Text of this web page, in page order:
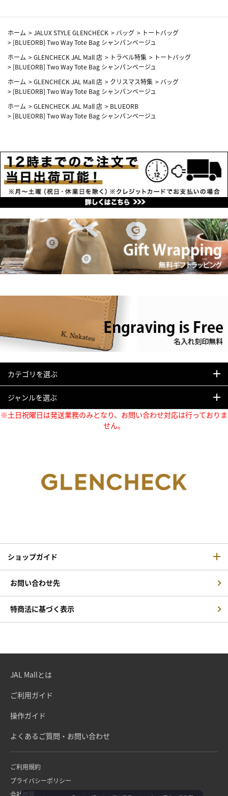
ホーム >JALUX STYLE GLENCHECK > バッグ > トートバッグ
> [BLUEORB] Two Way Tote Bag シャンパンベージュ
ホーム >GLENCHECK JAL Mall 店 > トラベル特集 > トートバッグ
> [BLUEORB] Two Way Tote Bag シャンパンベージュ
ホーム >GLENCHECK JAL Mall 店 > クリスマス特集 > バッグ
> [BLUEORB] Two Way Tote Bag シャンパンベージュ
ホーム >GLENCHECK JAL Mall 店 > BLUEORB
> [BLUEORB] Two Way Tote Bag シャンパンベージュ
カテゴリを選ぶ
ジャンルを選ぶ
※土日祝曜日は発送業務のみとなり、お問い合わせ対応は行っておりま
せん。
ショップガイド
お問い合わせ先
特商法に基づく表示
JAL Mallとは
ご利用ガイド
操作ガイド
よくあるご質問・お問い合わせ
ご利用規約
プライバシーポリシー
会社概要